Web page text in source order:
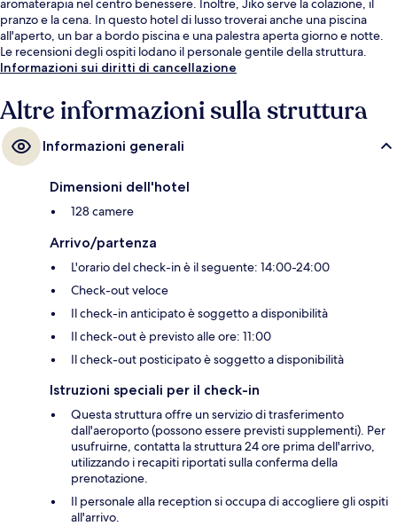
aromaterapia nel centro benessere. Inoltre, Jiko serve la colazione, il
pranzo e la cena. In questo hotel di lusso troverai anche una piscina
all'aperto, un bar a bordo piscina e una palestra aperta giorno e notte.
Le recensioni degli ospiti lodano il personale gentile della struttura.
Informazioni sui diritti di cancellazione
Altre informazioni sulla struttura
Informazioni generali
Dimensioni dell'hotel
128 camere
Arrivo/partenza
L'orario del check-in è il seguente: 14:00-24:00
Check-out veloce
Il check-in anticipato è soggetto a disponibilità
Il check-out è previsto alle ore: 11:00
Il check-out posticipato è soggetto a disponibilità
Istruzioni speciali per il check-in
Questa struttura offre un servizio di trasferimento
dall'aeroporto (possono essere previsti supplementi). Per
usufruirne, contatta la struttura 24 ore prima dell'arrivo,
utilizzando i recapiti riportati sulla conferma della
prenotazione.
Il personale alla reception si occupa di accogliere gli ospiti
all'arrivo.